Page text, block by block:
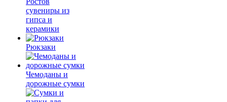
сувениры из
гипса и
керамики
Рюкзаки
Чемоданы и
дорожные сумки